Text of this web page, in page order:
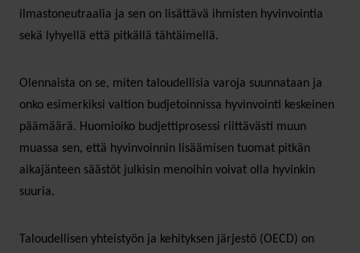
ilmastoneutraalia ja sen on lisättävä ihmisten hyvinvointia
sekä lyhyellä että pitkällä tähtäimellä.
Olennaista on se, miten taloudellisia varoja suunnataan ja
onko esimerkiksi valtion budjetoinnissa hyvinvointi keskeinen
päämäärä. Huomioiko budjettiprosessi riittävästi muun
muassa sen, että hyvinvoinnin lisäämisen tuomat pitkän
aikajänteen säästöt julkisin menoihin voivat olla hyvinkin
suuria.
Taloudellisen yhteistyön ja kehityksen järjestö (OECD) on